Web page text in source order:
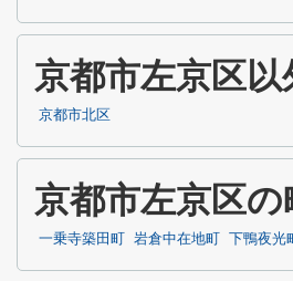
京都市左京区
京都市北区
京都市左京区
一乗寺築田町 岩倉中在地町 下鴨夜光町